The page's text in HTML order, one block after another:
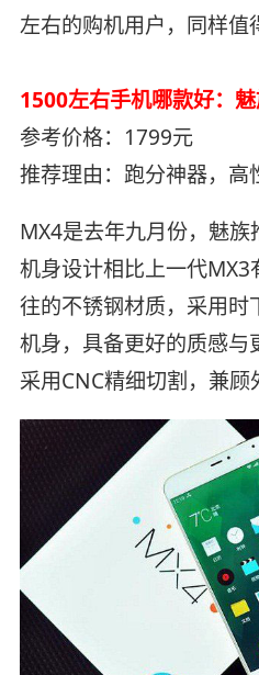
左右的购机用户，同样值
1500左右手机哪款好：
参考价格：1799元
推荐理由：跑分神器，高
MX4是去年九月份，魅族
机身设计相比上一代
往的不锈钢材质，采用时
机身，具备更好的质感与
采用CNC精细切割，兼顾